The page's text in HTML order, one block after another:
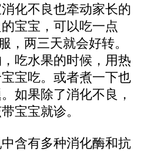
化不良也牵动家长的
宝宝，可以吃一点
，两三天就会好转。
吃水果的时候，用热
宝吃。或者煮一下也
如果除了消化不良，
宝宝就诊。
含有多种消化酶和抗